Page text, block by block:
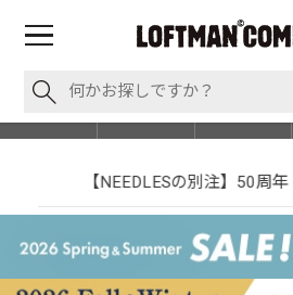
【NEEDLESの別注】50周